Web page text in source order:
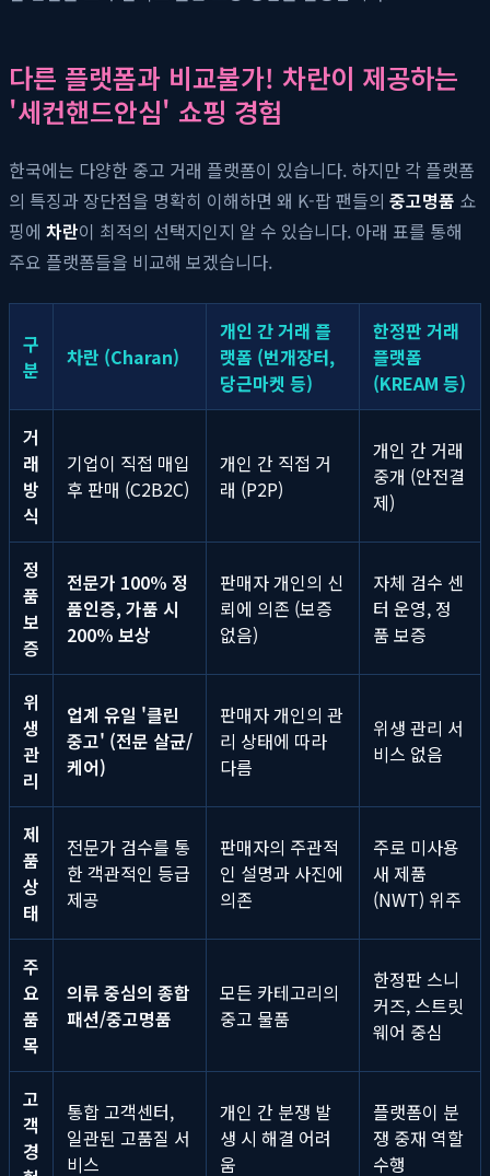
다른 플랫폼과 비교불가! 차란이 제공하는
'세컨핸드안심' 쇼핑 경험
한국에는 다양한 중고 거래 플랫폼이 있습니다. 하지만 각 플랫폼
의 특징과 장단점을 명확히 이해하면 왜 K-팝 팬들의 중고명품 쇼
핑에 차란이 최적의 선택지인지 알 수 있습니다. 아래 표를 통해
주요 플랫폼들을 비교해 보겠습니다.
구
분
차란 (Charan)
개인 간 거래 플
랫폼 (번개장터,
당근마켓 등)
한정판 거래
플랫폼
(KREAM 등)
거
래
방
식
기업이 직접 매입
후 판매 (C2B2C)
개인 간 직접 거
래 (P2P)
개인 간 거래
중개 (안전결
제)
정
품
보
증
전문가 100% 정
품인증, 가품 시
200% 보상
판매자 개인의 신
뢰에 의존 (보증
없음)
자체 검수 센
터 운영, 정
품 보증
위
생
관
리
업계 유일 '클린
중고' (전문 살균/
케어)
판매자 개인의 관
리 상태에 따라
다름
위생 관리 서
비스 없음
제
품
상
태
전문가 검수를 통
한 객관적인 등급
제공
판매자의 주관적
인 설명과 사진에
의존
주로 미사용
새 제품
(NWT) 위주
주
요
품
목
의류 중심의 종합
패션/중고명품
모든 카테고리의
중고 물품
한정판 스니
커즈, 스트릿
웨어 중심
고
객
경
통합 고객센터,
일관된 고품질 서
비스
개인 간 분쟁 발
생 시 해결 어려
움
플랫폼이 분
쟁 중재 역할
수행